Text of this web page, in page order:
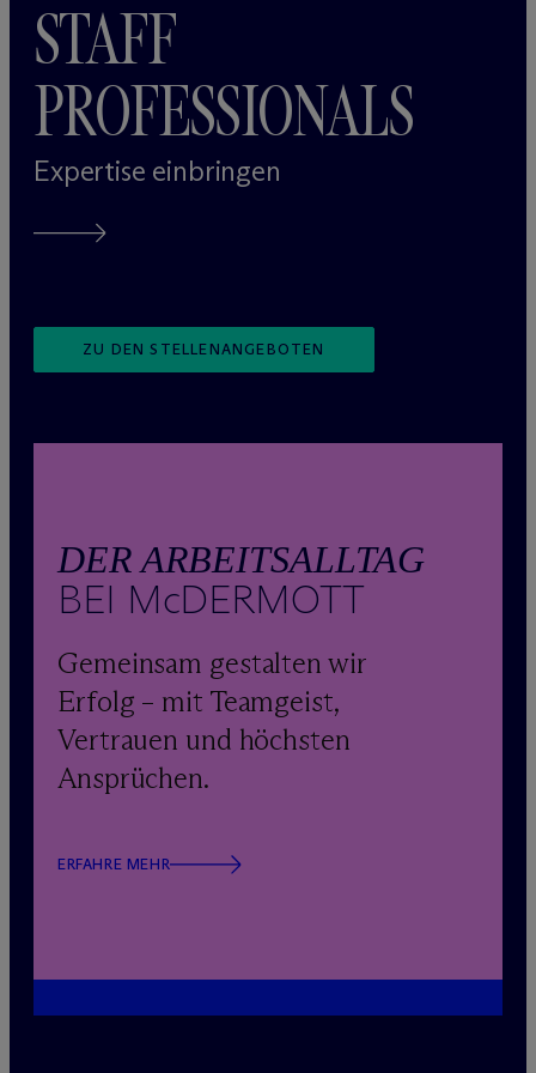
STAFF
PROFESSIONALS
Expertise einbringen
ZU DEN STELLENANGEBOTEN
DER ARBEITSALLTAG
BEI McDERMOTT
Gemeinsam gestalten wir
Erfolg – mit Teamgeist,
Vertrauen und höchsten
Ansprüchen.
ERFAHRE MEHR